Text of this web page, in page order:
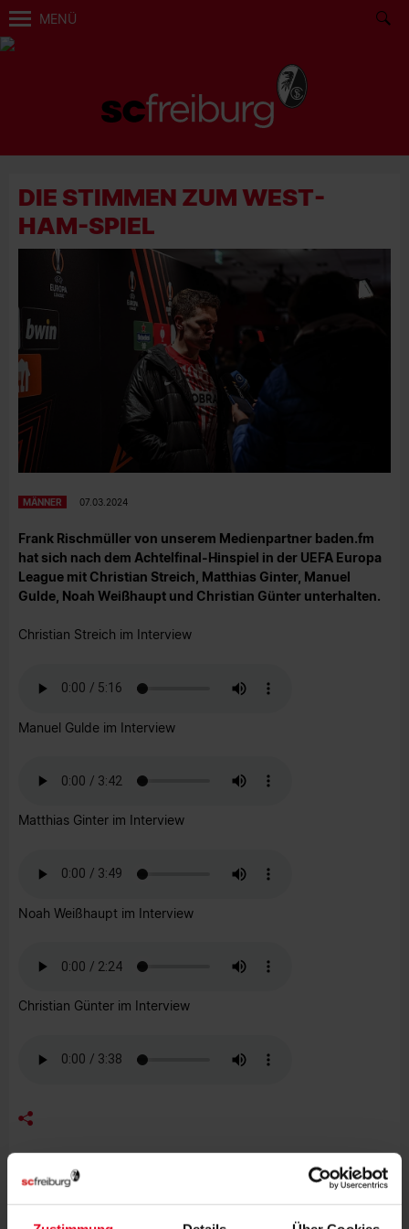
MENÜ
DIE STIMMEN ZUM WEST-
HAM-SPIEL
MÄNNER 07.03.2024
Frank Rischmüller von unserem Medienpartner baden.fm
hat sich nach dem Achtelfinal-Hinspiel in der UEFA Europa
League mit Christian Streich, Matthias Ginter, Manuel
Gulde, Noah Weißhaupt und Christian Günter unterhalten.
Christian Streich im Interview
Manuel Gulde im Interview
Matthias Ginter im Interview
Noah Weißhaupt im Interview
Christian Günter im Interview
MEHR NEWS
FRAUEN & MÄDCHEN 07.08.2026